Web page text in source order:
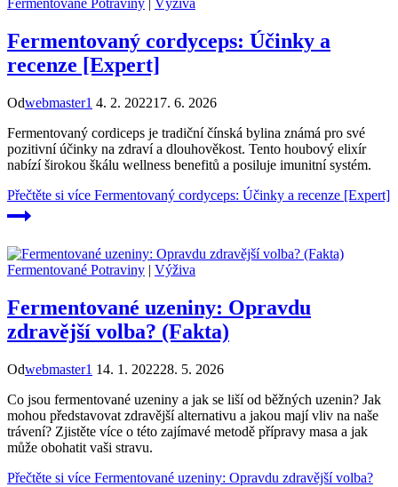
Fermentované Potraviny | Výživa
Fermentovaný cordyceps: Účinky a
recenze [Expert]
Odwebmaster1 4. 2. 202217. 6. 2026
Fermentovaný cordiceps je tradiční čínská bylina známá pro své
pozitivní účinky na zdraví a dlouhověkost. Tento houbový elixír
nabízí širokou škálu wellness benefitů a posiluje imunitní systém.
Přečtěte si více Fermentovaný cordyceps: Účinky a recenze [Expert]
Fermentované Potraviny | Výživa
Fermentované uzeniny: Opravdu
zdravější volba? (Fakta)
Odwebmaster1 14. 1. 202228. 5. 2026
Co jsou fermentované uzeniny a jak se liší od běžných uzenin? Jak
mohou představovat zdravější alternativu a jakou mají vliv na naše
trávení? Zjistěte více o této zajímavé metodě přípravy masa a jak
může obohatit vaši stravu.
Přečtěte si více Fermentované uzeniny: Opravdu zdravější volba?